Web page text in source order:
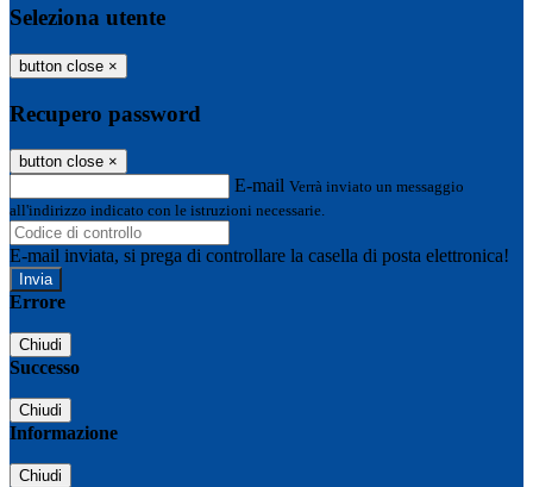
Seleziona utente
button close ×
Recupero password
button close ×
E-mail Verrà inviato un messaggio
all'indirizzo indicato con le istruzioni necessarie.
E-mail inviata, si prega di controllare la casella di posta elettronica!
Errore
Chiudi
Successo
Chiudi
Informazione
Chiudi